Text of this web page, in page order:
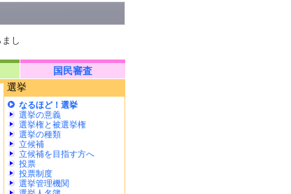
し
国民審査
選挙
なるほど！選挙
選挙の意義
選挙権と被選挙権
選挙の種類
立候補
立候補を目指す方へ
投票
投票制度
選挙管理機関